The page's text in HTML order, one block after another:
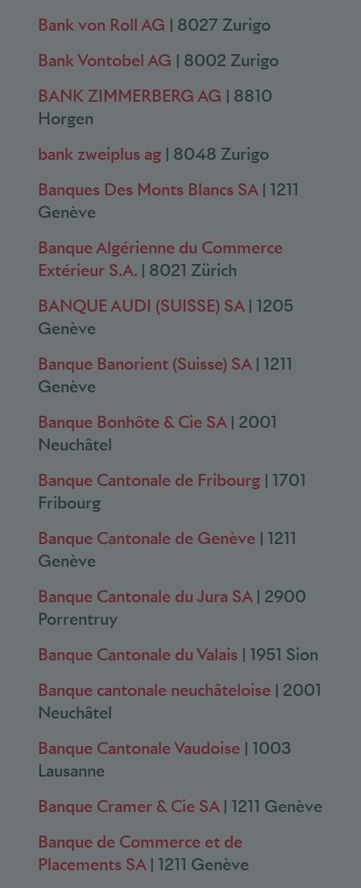
Bank von Roll AG | 8027 Zurigo
Bank Vontobel AG | 8002 Zurigo
BANK ZIMMERBERG AG | 8810
Horgen
bank zweiplus ag | 8048 Zurigo
Banques Des Monts Blancs SA| 1211
Genève
Banque Algérienne du Commerce
Extérieur S.A. | 8021 Zürich
BANQUE AUDI (SUISSE) SA| 1205
Genève
Banque Banorient (Suisse) SA| 1211
Genève
Banque Bonhôte & Cie SA| 2001
Neuchâtel
Banque Cantonale de Fribourg | 1701
Fribourg
Banque Cantonale de Genève | 1211
Genève
Banque Cantonale du Jura SA| 2900
Porrentruy
Banque Cantonale du Valais | 1951 Sion
Banque cantonale neuchâteloise | 2001
Neuchâtel
Banque Cantonale Vaudoise | 1003
Lausanne
Banque Cramer & Cie SA| 1211 Genève
Banque de Commerce et de
Placements SA| 1211 Genève